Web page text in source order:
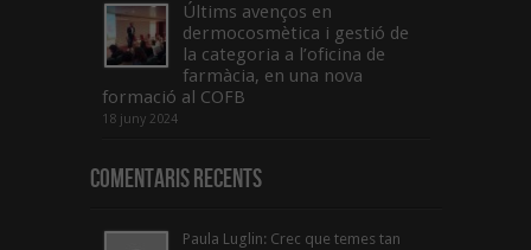
Últims avenços en
dermocosmètica i gestió de
la categoria a l’oficina de
farmàcia, en una nova
formació al COFB
18 juny 2024
Comentaris Recents
Paula Luglin: Crec que temes tan